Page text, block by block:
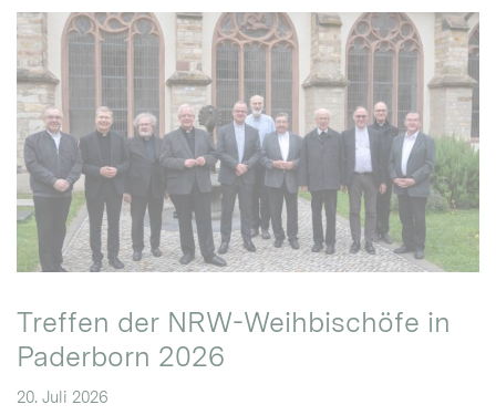
Treffen der NRW-Weihbischöfe in
Paderborn 2026
20. Juli 2026